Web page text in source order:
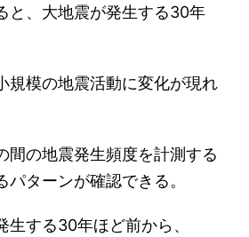
と、大地震が発生する30年
規模の地震活動に変化が現れ
間の地震発生頻度を計測する
パターンが確認できる。
生する30年ほど前から、